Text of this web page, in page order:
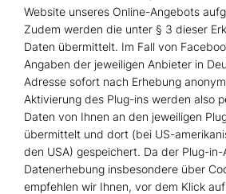
Website unseres Online-Angebots
Zudem werden die unter § 3 dieser
Daten übermittelt. Im Fall von
Angaben der jeweiligen Anbieter in
Adresse sofort nach Erhebung
Aktivierung des Plug-ins werden also
Daten von Ihnen an den jeweiligen
übermittelt und dort (bei US-
den USA) gespeichert. Da der Plug-
Datenerhebung insbesondere über
empfehlen wir Ihnen, vor dem Klick